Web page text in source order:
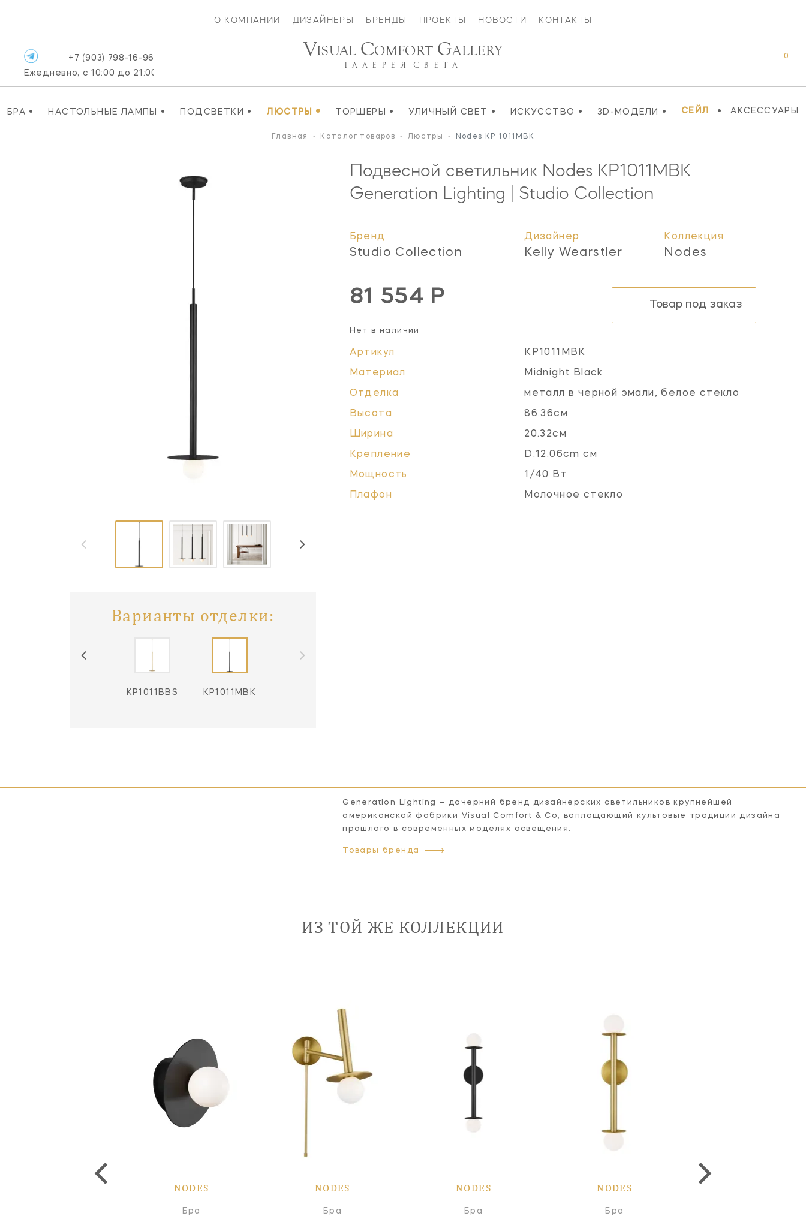
О КОМПАНИИ ДИЗАЙНЕРЫ БРЕНДЫ ПРОЕКТЫ НОВОСТИ КОНТАКТЫ
БРА • НАСТОЛЬНЫЕ ЛАМПЫ • ПОДСВЕТКИ • ЛЮСТРЫ • ТОРШЕРЫ • УЛИЧНЫЙ СВЕТ • ИСКУССТВО • 3D-МОДЕЛИ • СЕЙЛ • АКСЕССУАРЫ
+7 (903) 798-16-96
Ежедневно, с 10:00 до 21:00
0
VISUAL COMFORT GALLERY
ГАЛЕРЕЯ СВЕТА
Главная - Каталог товаров - Люстры - Nodes KP 1011MBK
Варианты отделки:
KP1011BBS KP1011MBK
Подвесной светильник Nodes KP1011MBK
Generation Lighting | Studio Collection
Бренд
Studio Collection
Дизайнер
Kelly Wearstler
Коллекция
Nodes
81 554 Р
Нет в наличии
Товар под заказ
Артикул KP1011MBK
Материал Midnight Black
Отделка металл в черной эмали, белое стекло
Высота 86.36см
Ширина 20.32см
Крепление D:12.06cm см
Мощность 1/40 Вт
Плафон Молочное стекло
Generation Lighting – дочерний бренд дизайнерских светильников крупнейшей
американской фабрики Visual Comfort & Co, воплощающий культовые традиции дизайна
прошлого в современных моделях освещения.
Товары бренда
ИЗ ТОЙ ЖЕ КОЛЛЕКЦИИ
NODES
Бра
NODES
Бра
NODES
Бра
NODES
Бра